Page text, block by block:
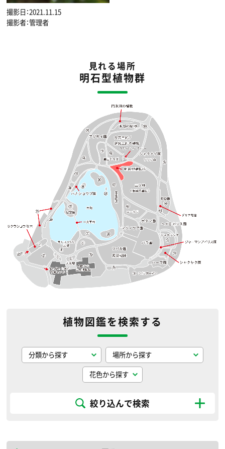
撮影日：2021.11.15
撮影者：管理者
見れる場所
明石型植物群
植物図鑑を検索する
絞り込んで検索